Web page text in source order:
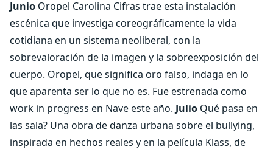
Junio Oropel Carolina Cifras trae esta instalación
escénica que investiga coreográficamente la vida
cotidiana en un sistema neoliberal, con la
sobrevaloración de la imagen y la sobreexposición del
cuerpo. Oropel, que significa oro falso, indaga en lo
que aparenta ser lo que no es. Fue estrenada como
work in progress en Nave este año. Julio Qué pasa en
las sala? Una obra de danza urbana sobre el bullying,
inspirada en hechos reales y en la película Klass, de